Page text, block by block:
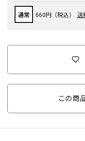
通常 660円（税込） 送
この商